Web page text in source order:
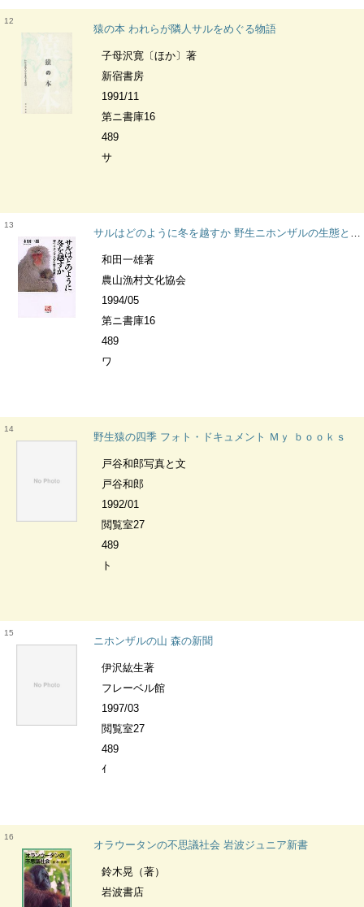
12
猿の本 われらが隣人サルをめぐる物語
子母沢寛〔ほか〕著
新宿書房
1991/11
第ニ書庫16
489
サ
13
サルはどのように冬を越すか 野生ニホンザルの生態と保護 人間選書
和田一雄著
農山漁村文化協会
1994/05
第ニ書庫16
489
ワ
14
野生猿の四季 フォト・ドキュメント Ｍｙ ｂｏｏｋｓ
戸谷和郎写真と文
戸谷和郎
1992/01
閲覧室27
489
ト
15
ニホンザルの山 森の新聞
伊沢紘生著
フレーベル館
1997/03
閲覧室27
489
ｲ
16
オラウータンの不思議社会 岩波ジュニア新書
鈴木晃（著）
岩波書店